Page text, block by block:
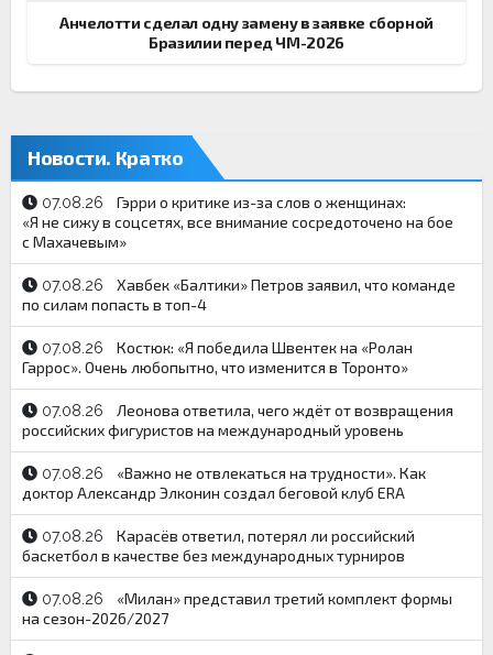
Анчелотти сделал одну замену в заявке сборной
Бразилии перед ЧМ-2026
Новости. Кратко
07.08.26
Гэрри о критике из-за слов о женщинах:
«Я не сижу в соцсетях, все внимание сосредоточено на бое
с Махачевым»
07.08.26
Хавбек «Балтики» Петров заявил, что команде
по силам попасть в топ-4
07.08.26
Костюк: «Я победила Швентек на «Ролан
Гаррос». Очень любопытно, что изменится в Торонто»
07.08.26
Леонова ответила, чего ждёт от возвращения
российских фигуристов на международный уровень
07.08.26
«Важно не отвлекаться на трудности». Как
доктор Александр Элконин создал беговой клуб ERA
07.08.26
Карасёв ответил, потерял ли российский
баскетбол в качестве без международных турниров
07.08.26
«Милан» представил третий комплект формы
на сезон-2026/2027